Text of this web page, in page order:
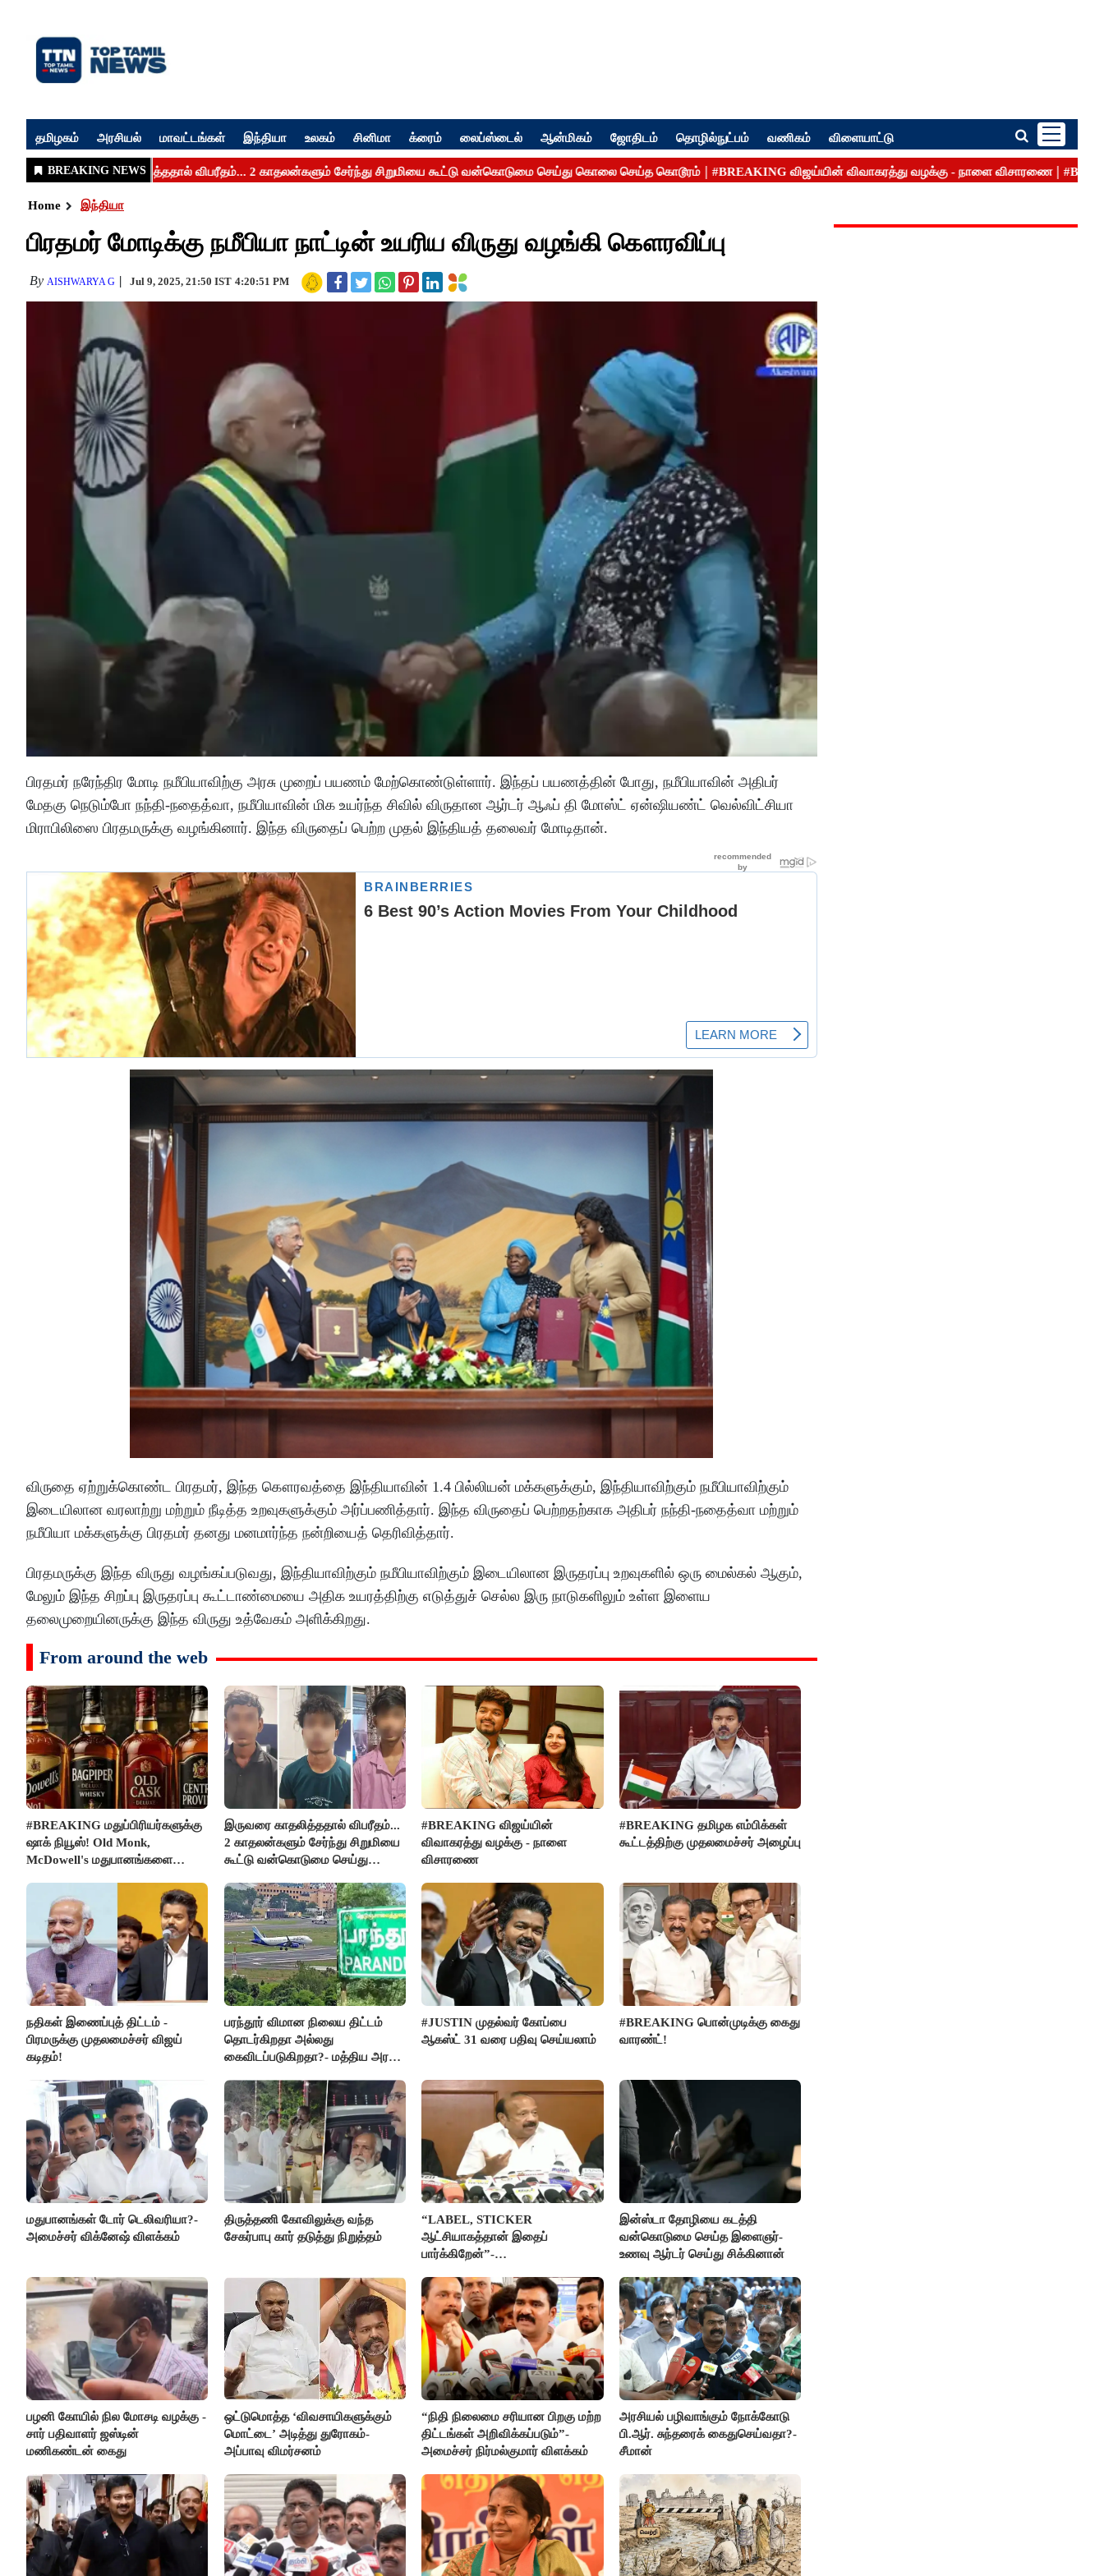
தமிழகம் அரசியல் மாவட்டங்கள் இந்தியா உலகம் சினிமா க்ரைம் லைப்ஸ்டைல் ஆன்மிகம் ஜோதிடம் தொழில்நுட்பம் வணிகம் விளையாட்டு
Home இந்தியா
பிரதமர் மோடிக்கு நமீபியா நாட்டின் உயரிய விருது வழங்கி கௌரவிப்பு
By AISHWARYA G Jul 9, 2025, 21:50 IST 4:20:51 PM
பிரதமர் நரேந்திர மோடி நமீபியாவிற்கு அரசு முறைப் பயணம் மேற்கொண்டுள்ளார். இந்தப் பயணத்தின் போது, நமீபியாவின் அதிபர்
மேதகு நெடும்போ நந்தி-நதைத்வா, நமீபியாவின் மிக உயர்ந்த சிவில் விருதான ஆர்டர் ஆஃப் தி மோஸ்ட் ஏன்ஷியண்ட் வெல்விட்சியா
மிராபிலிஸை பிரதமருக்கு வழங்கினார். இந்த விருதைப் பெற்ற முதல் இந்தியத் தலைவர் மோடிதான்.
விருதை ஏற்றுக்கொண்ட பிரதமர், இந்த கௌரவத்தை இந்தியாவின் 1.4 பில்லியன் மக்களுக்கும், இந்தியாவிற்கும் நமீபியாவிற்கும்
இடையிலான வரலாற்று மற்றும் நீடித்த உறவுகளுக்கும் அர்ப்பணித்தார். இந்த விருதைப் பெற்றதற்காக அதிபர் நந்தி-நதைத்வா மற்றும்
நமீபியா மக்களுக்கு பிரதமர் தனது மனமார்ந்த நன்றியைத் தெரிவித்தார்.
பிரதமருக்கு இந்த விருது வழங்கப்படுவது, இந்தியாவிற்கும் நமீபியாவிற்கும் இடையிலான இருதரப்பு உறவுகளில் ஒரு மைல்கல் ஆகும்,
மேலும் இந்த சிறப்பு இருதரப்பு கூட்டாண்மையை அதிக உயரத்திற்கு எடுத்துச் செல்ல இரு நாடுகளிலும் உள்ள இளைய
தலைமுறையினருக்கு இந்த விருது உத்வேகம் அளிக்கிறது.
From around the web
#BREAKING மதுப்பிரியர்களுக்கு
ஷாக் நியூஸ்! Old Monk,
McDowell's மதுபானங்களை
இருவரை காதலித்ததால் விபரீதம்...
2 காதலன்களும் சேர்ந்து சிறுமியை
கூட்டு வன்கொடுமை செய்து
#BREAKING விஜய்யின்
விவாகரத்து வழக்கு - நாளை
விசாரணை
#BREAKING தமிழக எம்பிக்கள்
கூட்டத்திற்கு முதலமைச்சர் அழைப்பு
நதிகள் இணைப்புத் திட்டம் -
பிரமருக்கு முதலமைச்சர் விஜய்
கடிதம்!
பரந்தூர் விமான நிலைய திட்டம்
தொடர்கிறதா அல்லது
கைவிடப்படுகிறதா?- மத்திய அரசு
#JUSTIN முதல்வர் கோப்பை
ஆகஸ்ட் 31 வரை பதிவு செய்யலாம்
#BREAKING பொன்முடிக்கு கைது
வாரண்ட்!
மதுபானங்கள் டோர் டெலிவரியா?-
அமைச்சர் விக்னேஷ் விளக்கம்
திருத்தணி கோவிலுக்கு வந்த
சேகர்பாபு கார் தடுத்து நிறுத்தம்
“LABEL, STICKER
ஆட்சியாகத்தான் இதைப்
பார்க்கிறேன்”-
இன்ஸ்டா தோழியை கடத்தி
வன்கொடுமை செய்த இளைஞர்-
உணவு ஆர்டர் செய்து சிக்கினான்
பழனி கோயில் நில மோசடி வழக்கு -
சார் பதிவாளர் ஜஸ்டின்
மணிகண்டன் கைது
ஒட்டுமொத்த ‘விவசாயிகளுக்கும்
மொட்டை’ அடித்து துரோகம்-
அப்பாவு விமர்சனம்
“நிதி நிலைமை சரியான பிறகு மற்ற
திட்டங்கள் அறிவிக்கப்படும்”-
அமைச்சர் நிர்மல்குமார் விளக்கம்
அரசியல் பழிவாங்கும் நோக்கோடு
பி.ஆர். சுந்தரைக் கைதுசெய்வதா?-
சீமான்